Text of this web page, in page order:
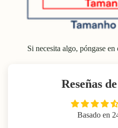
Si necesita algo, póngase
Reseñas
Basado en